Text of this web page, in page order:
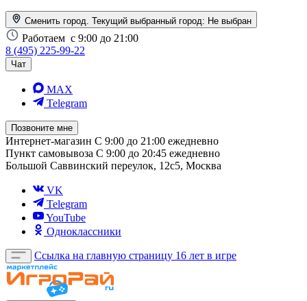
Сменить город. Текущий выбранный город: Не выбран
Работаем с 9:00 до 21:00
8 (495) 225-99-22
Чат
MAX
Telegram
Позвоните мне
Интернет-магазин С 9:00 до 21:00 ежедневно
Пункт самовывоза С 9:00 до 20:45 ежедневно
Большой Саввинский переулок, 12с5, Москва
VK
Telegram
YouTube
Одноклассники
Ссылка на главную страницу 16 лет в игре